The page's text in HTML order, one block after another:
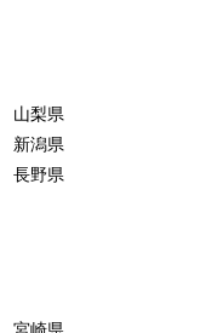
山梨県
新潟県
長野県